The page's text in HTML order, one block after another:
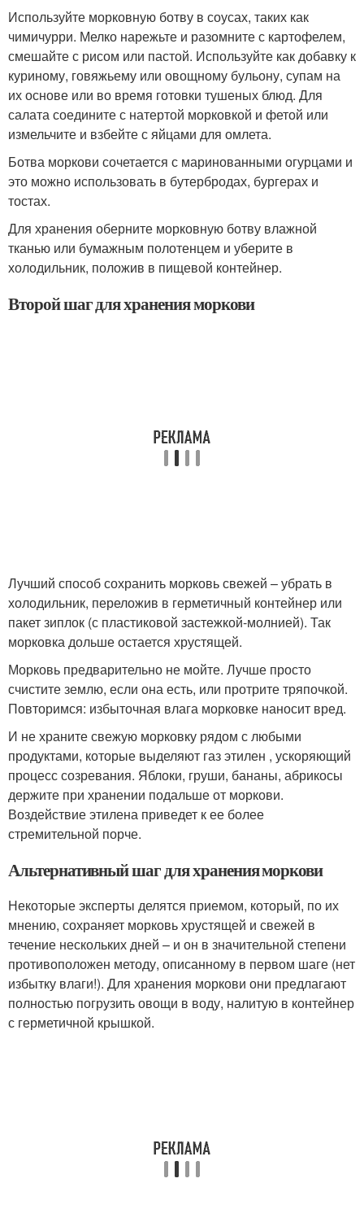
Используйте морковную ботву в соусах, таких как
чимичурри. Мелко нарежьте и разомните с картофелем,
смешайте с рисом или пастой. Используйте как добавку к
куриному, говяжьему или овощному бульону, супам на
их основе или во время готовки тушеных блюд. Для
салата соедините с натертой морковкой и фетой или
измельчите и взбейте с яйцами для омлета.
Ботва моркови сочетается с маринованными огурцами и
это можно использовать в бутербродах, бургерах и
тостах.
Для хранения оберните морковную ботву влажной
тканью или бумажным полотенцем и уберите в
холодильник, положив в пищевой контейнер.
Второй шаг для хранения моркови
Лучший способ сохранить морковь свежей – убрать в
холодильник, переложив в герметичный контейнер или
пакет зиплок (с пластиковой застежкой-молнией). Так
морковка дольше остается хрустящей.
Морковь предварительно не мойте. Лучше просто
счистите землю, если она есть, или протрите тряпочкой.
Повторимся: избыточная влага морковке наносит вред.
И не храните свежую морковку рядом с любыми
продуктами, которые выделяют газ этилен , ускоряющий
процесс созревания. Яблоки, груши, бананы, абрикосы
держите при хранении подальше от моркови.
Воздействие этилена приведет к ее более
стремительной порче.
Альтернативный шаг для хранения моркови
Некоторые эксперты делятся приемом, который, по их
мнению, сохраняет морковь хрустящей и свежей в
течение нескольких дней – и он в значительной степени
противоположен методу, описанному в первом шаге (нет
избытку влаги!). Для хранения моркови они предлагают
полностью погрузить овощи в воду, налитую в контейнер
с герметичной крышкой.